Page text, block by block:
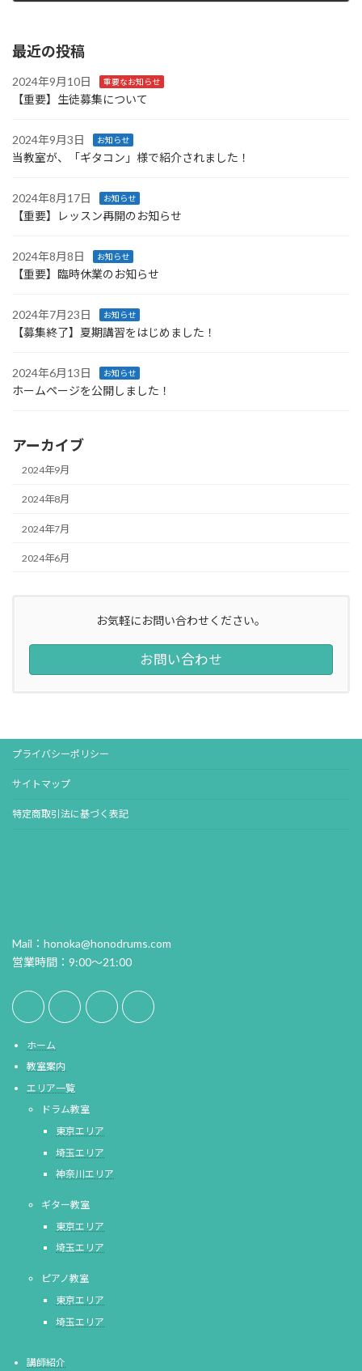
最近の投稿
2024年9月10日 重要なお知らせ
【重要】生徒募集について
2024年9月3日 お知らせ
当教室が、「ギタコン」様で紹介されました！
2024年8月17日 お知らせ
【重要】レッスン再開のお知らせ
2024年8月8日 お知らせ
【重要】臨時休業のお知らせ
2024年7月23日 お知らせ
【募集終了】夏期講習をはじめました！
2024年6月13日 お知らせ
ホームページを公開しました！
アーカイブ
2024年9月
2024年8月
2024年7月
2024年6月
お気軽にお問い合わせください。
お問い合わせ
プライバシーポリシー
サイトマップ
特定商取引法に基づく表記
Mail：honoka@honodrums.com
営業時間：9:00～21:00
ホーム
教室案内
エリア一覧
ドラム教室
東京エリア
埼玉エリア
神奈川エリア
ギター教室
東京エリア
埼玉エリア
ピアノ教室
東京エリア
埼玉エリア
講師紹介